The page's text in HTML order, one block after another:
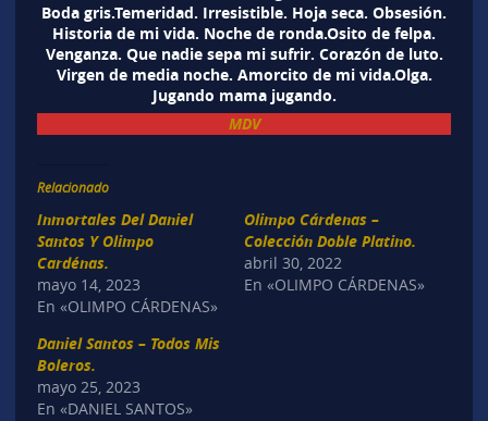
Boda gris.Temeridad. Irresistible. Hoja seca. Obsesión.
Historia de mi vida. Noche de ronda.Osito de felpa.
Venganza. Que nadie sepa mi sufrir. Corazón de luto.
Virgen de media noche. Amorcito de mi vida.Olga.
Jugando mama jugando.
MDV
Relacionado
Inmortales Del Daniel
Santos Y Olimpo
Cardénas.
mayo 14, 2023
En «OLIMPO CÁRDENAS»
Olimpo Cárdenas –
Colección Doble Platino.
abril 30, 2022
En «OLIMPO CÁRDENAS»
Daniel Santos – Todos Mis
Boleros.
mayo 25, 2023
En «DANIEL SANTOS»